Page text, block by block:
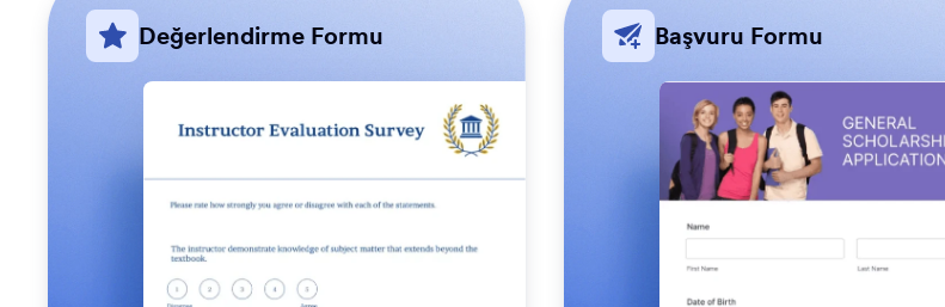
Değerlendirme Formu Başvuru Formu